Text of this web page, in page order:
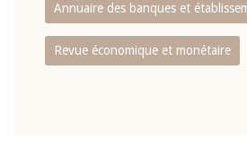
Annuaire des banques et
Revue économique et monétaire